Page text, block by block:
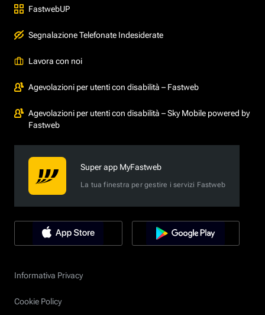
FastwebUP
Segnalazione Telefonate Indesiderate
Lavora con noi
Agevolazioni per utenti con disabilità – Fastweb
Agevolazioni per utenti con disabilità – Sky Mobile powered by
Fastweb
Super app MyFastweb
La tua finestra per gestire i servizi Fastweb
Informativa Privacy
Cookie Policy